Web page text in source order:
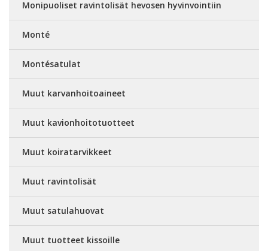
Monipuoliset ravintolisät hevosen hyvinvointiin
Monté
Montésatulat
Muut karvanhoitoaineet
Muut kavionhoitotuotteet
Muut koiratarvikkeet
Muut ravintolisät
Muut satulahuovat
Muut tuotteet kissoille